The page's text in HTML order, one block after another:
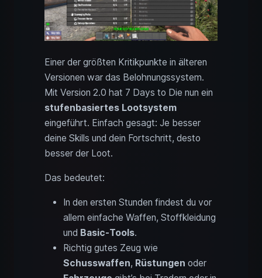
Einer der größten Kritikpunkte in älteren
Versionen war das Belohnungssystem.
Mit Version 2.0 hat 7 Days to Die nun ein
stufenbasiertes Lootsystem
eingeführt. Einfach gesagt: Je besser
deine Skills und dein Fortschritt, desto
besser der Loot.
Das bedeutet:
In den ersten Stunden findest du vor
allem einfache Waffen, Stoffkleidung
und Basic-Tools.
Richtig gutes Zeug wie
Schusswaffen, Rüstungen oder